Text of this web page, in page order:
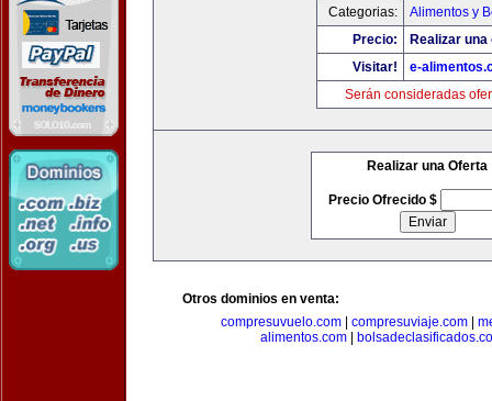
Categorias:
Alimentos y
Precio:
Realizar
Visitar!
e-
Serán consideradas
Realizar una Oferta
Precio Ofrecido $
Otros dominios en venta:
compresuvuelo.com
compresuviaje.com
alimentos.com